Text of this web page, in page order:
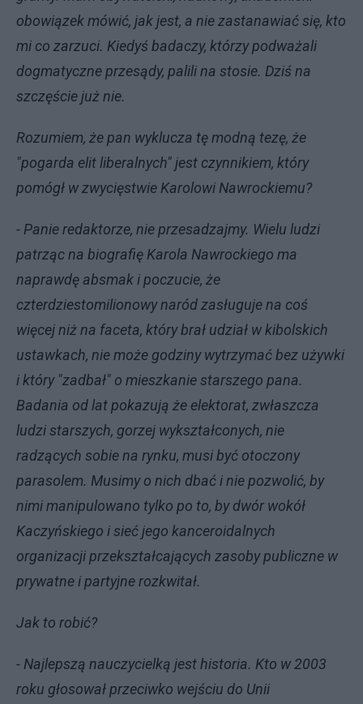
obowiązek mówić, jak jest, a nie zastanawiać się, kto
mi co zarzuci. Kiedyś badaczy, którzy podważali
dogmatyczne przesądy, palili na stosie. Dziś na
szczęście już nie.
Rozumiem, że pan wyklucza tę modną tezę, że
"pogarda elit liberalnych" jest czynnikiem, który
pomógł w zwycięstwie Karolowi Nawrockiemu?
- Panie redaktorze, nie przesadzajmy. Wielu ludzi
patrząc na biografię Karola Nawrockiego ma
naprawdę absmak i poczucie, że
czterdziestomilionowy naród zasługuje na coś
więcej niż na faceta, który brał udział w kibolskich
ustawkach, nie może godziny wytrzymać bez używki
i który "zadbał" o mieszkanie starszego pana.
Badania od lat pokazują że elektorat, zwłaszcza
ludzi starszych, gorzej wykształconych, nie
radzących sobie na rynku, musi być otoczony
parasolem. Musimy o nich dbać i nie pozwolić, by
nimi manipulowano tylko po to, by dwór wokół
Kaczyńskiego i sieć jego kanceroidalnych
organizacji przekształcających zasoby publiczne w
prywatne i partyjne rozkwitał.
Jak to robić?
- Najlepszą nauczycielką jest historia. Kto w 2003
roku głosował przeciwko wejściu do Unii